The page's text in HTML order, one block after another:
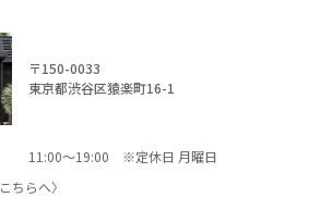
〒150-0033
東京都渋谷区猿楽町16-1
11:00～19:00 ※定休日 月曜日
こちらへ〉